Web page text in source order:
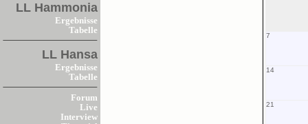
LL Hammonia
Ergebnisse
Tabelle
LL Hansa
Ergebnisse
Tabelle
Forum
Live
Interview
7
14
21